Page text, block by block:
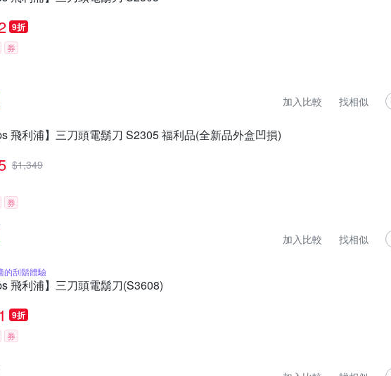
9折
券
加入比較 找相似
飛利浦】三刀頭電鬍刀 S2305 福利品(全新品外盒凹損)
$1,349
券
加入比較 找相似
的刮鬍體驗
飛利浦】三刀頭電鬍刀(S3608)
9折
券